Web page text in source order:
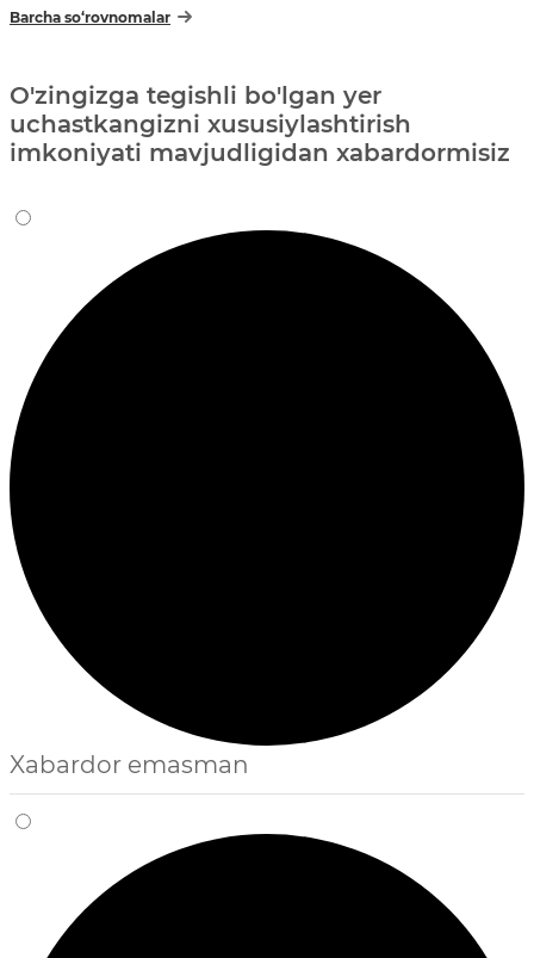
Barcha so‘rovnomalar
O'zingizga tegishli bo'lgan yer
uchastkangizni xususiylashtirish
imkoniyati mavjudligidan xabardormisiz
Xabardor emasman